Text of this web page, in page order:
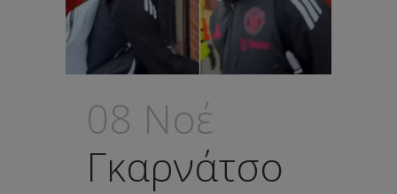
08 Νοέ
Γκαρνάτσο